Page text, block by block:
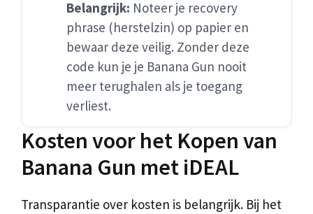
Belangrijk: Noteer je recovery
phrase (herstelzin) op papier en
bewaar deze veilig. Zonder deze
code kun je je Banana Gun nooit
meer terughalen als je toegang
verliest.
Kosten voor het Kopen van
Banana Gun met iDEAL
Transparantie over kosten is belangrijk. Bij het